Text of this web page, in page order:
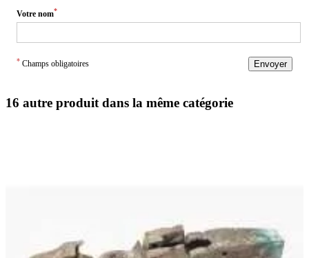
Votre nom*
* Champs obligatoires Envoyer
16 autre produit dans la même catégorie